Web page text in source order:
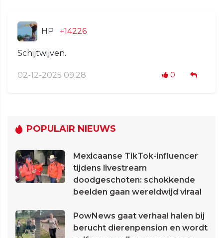
HP +14226
Schijtwijven.
02-12-2025 09:28 0
POPULAIR NIEUWS
Mexicaanse TikTok-influencer
tijdens livestream
doodgeschoten: schokkende
beelden gaan wereldwijd viraal
PowNews gaat verhaal halen bij
berucht dierenpension en wordt